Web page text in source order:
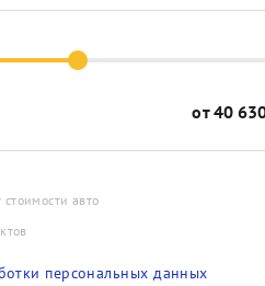
от40
авто
персональных данных